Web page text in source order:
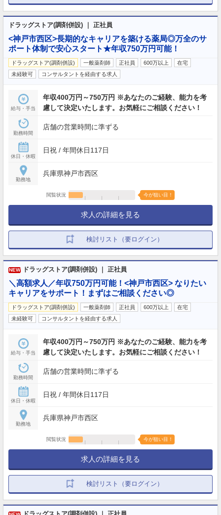
ドラッグストア(調剤併設) ｜ 正社員
<神戸市西区>長期的なキャリアを築ける薬局◎万全のサ
ポート体制で安心スタート★年収750万円可能！
ドラッグストア(調剤併設) 一般薬剤師 正社員 600万以上
在宅
未経験可
コンサルタントを経由する求人
給与・手当
年収400万円～750万円 ※あなたのご経験、能力を考
慮して決定いたします。お気軽にご相談ください！
勤務時間
店舗の営業時間に準ずる
休日・休暇
日祝 / 年間休日117日
勤務地
兵庫県神戸市西区
閲覧状況 今が狙い目！
求人の詳細を見る
検討リスト（要ログイン）
NEW ドラッグストア(調剤併設) ｜ 正社員
＼高額求人／年収750万円可能！<神戸市西区> なりたい
キャリアをサポート！まずはご相談ください◎
ドラッグストア(調剤併設) 一般薬剤師 正社員 600万以上
在宅
未経験可
コンサルタントを経由する求人
給与・手当
年収400万円～750万円 ※あなたのご経験、能力を考
慮して決定いたします。お気軽にご相談ください！
勤務時間
店舗の営業時間に準ずる
休日・休暇
日祝 / 年間休日117日
勤務地
兵庫県神戸市西区
閲覧状況 今が狙い目！
求人の詳細を見る
検討リスト（要ログイン）